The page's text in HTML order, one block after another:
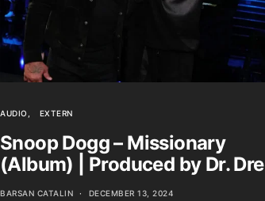
AUDIO EXTERN
Snoop Dogg – Missionary
(Album) | Produced by Dr. Dre
BARSAN CATALIN DECEMBER 13, 2024